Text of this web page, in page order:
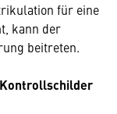
für eine
kann der
beitreten.
Kontrollschilder